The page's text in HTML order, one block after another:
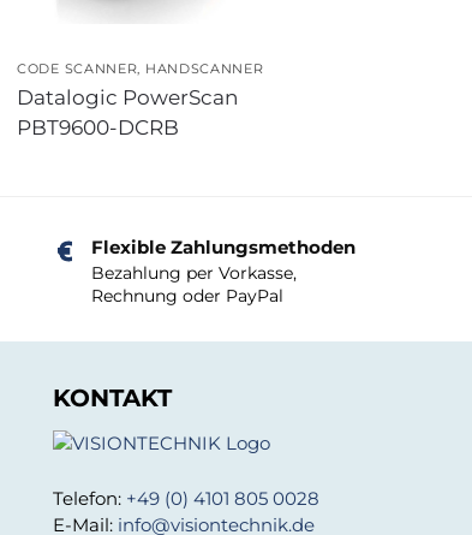
CODE SCANNER, HANDSCANNER
Datalogic PowerScan
PBT9600-DCRB
Flexible Zahlungsmethoden
Bezahlung per Vorkasse,
Rechnung oder PayPal
KONTAKT
Telefon: +49 (0) 4101 805 0028
E-Mail: info@visiontechnik.de